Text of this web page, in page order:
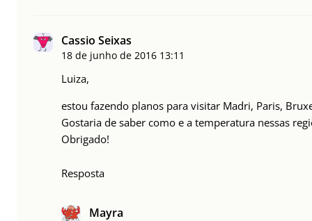
Cassio Seixas
18 de junho de 2016 13:11
Luiza,
estou fazendo planos para visitar Madri, Paris,
Gostaria de saber como e a temperatura nessas
Obrigado!
Resposta
Mayra